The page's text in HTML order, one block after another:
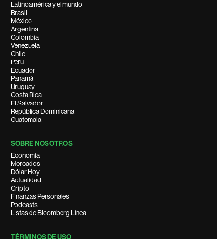
Latinoamérica y el mundo
Brasil
México
Argentina
Colombia
Venezuela
Chile
Perú
Ecuador
Panamá
Uruguay
Costa Rica
El Salvador
República Dominicana
Guatemala
SOBRE NOSOTROS
Economía
Mercados
Dólar Hoy
Actualidad
Cripto
Finanzas Personales
Podcasts
Listas de Bloomberg Línea
TÉRMINOS DE USO